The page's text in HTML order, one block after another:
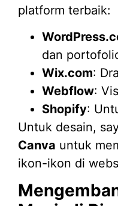
platform terbaik:
dan
Wix.com:
Webflow:
Shopify:
Untuk desain,
Canva untuk
ikon-ikon di